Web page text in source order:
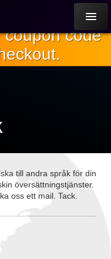
code
till andra språk för din
översättningstjänster.
oss ett mail. Tack.